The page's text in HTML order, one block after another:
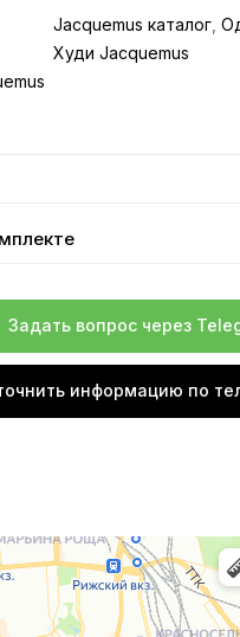
Jacquemus каталог
Худи Jacquemus
Задать вопрос через
информацию по